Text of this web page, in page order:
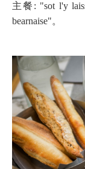
主餐: "sot l'y laisse risotto" 和 "heart grilled beef with sauce
bearnaise"。